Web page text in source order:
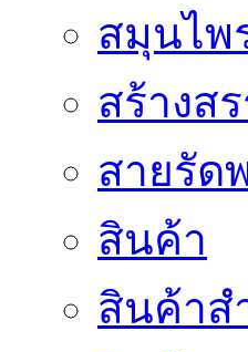
สมุนไพ
สร้างส
สายรัด
สินค้า
สินค้าสํ